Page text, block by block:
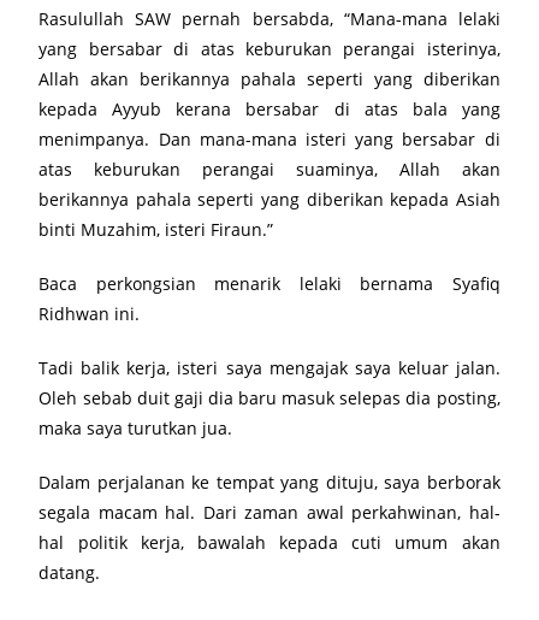
Rasulullah SAW pernah bersabda, “Mana-mana lelaki
yang bersabar di atas keburukan perangai isterinya,
Allah akan berikannya pahala seperti yang diberikan
kepada Ayyub kerana bersabar di atas bala yang
menimpanya. Dan mana-mana isteri yang bersabar di
atas keburukan perangai suaminya, Allah akan
berikannya pahala seperti yang diberikan kepada Asiah
binti Muzahim, isteri Firaun.”
Baca perkongsian menarik lelaki bernama Syafiq
Ridhwan ini.
Tadi balik kerja, isteri saya mengajak saya keluar jalan.
Oleh sebab duit gaji dia baru masuk selepas dia posting,
maka saya turutkan jua.
Dalam perjalanan ke tempat yang dituju, saya berborak
segala macam hal. Dari zaman awal perkahwinan, hal-
hal politik kerja, bawalah kepada cuti umum akan
datang.